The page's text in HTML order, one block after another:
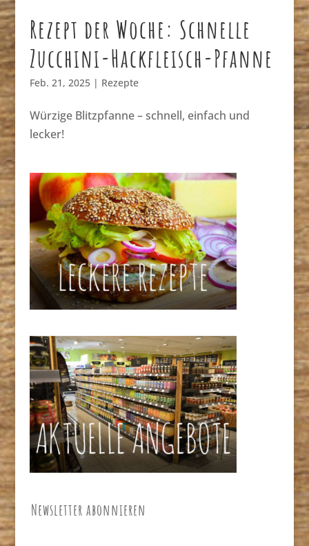
Rezept der Woche: Schnelle
Zucchini-Hackfleisch-Pfanne
Feb. 21, 2025| Rezepte
Würzige Blitzpfanne – schnell, einfach und
lecker!
Newsletter abonnieren